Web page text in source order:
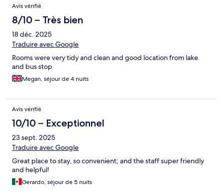
Avis vérifié
8/10 – Très bien
18 déc. 2025
Traduire avec Google
Rooms were very tidy and clean and good location from lake
and bus stop
Megan, séjour de 4 nuits
Avis vérifié
10/10 – Exceptionnel
23 sept. 2025
Traduire avec Google
Great place to stay, so convenient; and the staff super friendly
and helpful!
Gerardo, séjour de 5 nuits